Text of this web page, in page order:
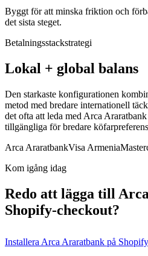
Byggt för att minska friktion och
det sista steget.
Betalningsstackstrategi
Lokal + global balans
Den starkaste konfigurationen
metod med bredare internationell
det ofta att leda med Arca
tillgängliga för bredare
Arca AraratbankVisa Armenia
Kom igång idag
Redo att lägga till
Shopify-checkout?
Installera Arca Araratbank på Shopify